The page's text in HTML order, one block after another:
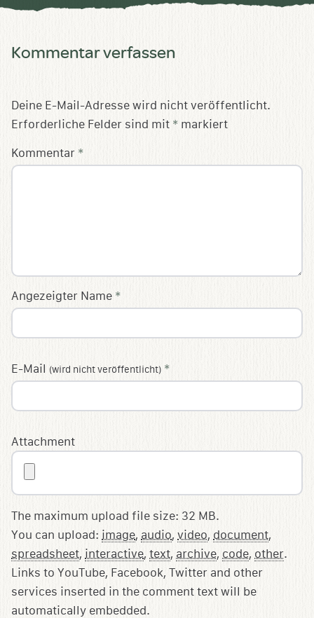
Kommentar verfassen
Deine E-Mail-Adresse wird nicht veröffentlicht.
Erforderliche Felder sind mit * markiert
Kommentar *
Angezeigter Name *
E-Mail (wird nicht veröffentlicht) *
Attachment
The maximum upload file size: 32 MB.
You can upload: image, audio, video, document,
spreadsheet, interactive, text, archive, code, other.
Links to YouTube, Facebook, Twitter and other
services inserted in the comment text will be
automatically embedded.